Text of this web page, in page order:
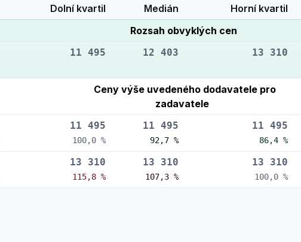
Dolní kvartil Medián Horní kvartil
Rozsah obvyklých cen
11 495 12 403 13 310
Ceny výše uvedeného dodavatele pro
zadavatele
11 495
100,0 %
11 495
92,7 %
11 495
86,4 %
13 310
115,8 %
13 310
107,3 %
13 310
100,0 %